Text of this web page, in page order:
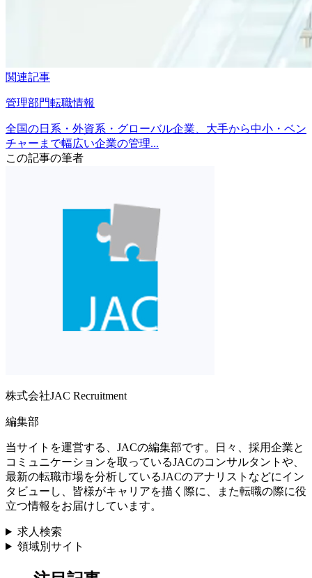
関連記事
管理部門転職情報
全国の日系・外資系・グローバル企業、大手から中小・ベン
チャーまで幅広い企業の管理...
この記事の筆者
株式会社JAC Recruitment
編集部
当サイトを運営する、JACの編集部です。日々、採用企業と
コミュニケーションを取っているJACのコンサルタントや、
最新の転職市場を分析しているJACのアナリストなどにイン
タビューし、皆様がキャリアを描く際に、また転職の際に役
立つ情報をお届けしています。
求人検索
領域別サイト